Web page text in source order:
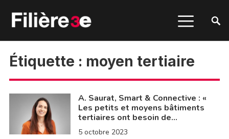
Étiquette : moyen tertiaire
A. Saurat, Smart & Connective : «
Les petits et moyens bâtiments
tertiaires ont besoin de…
5 octobre 2023